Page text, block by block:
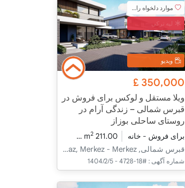
موارد دلخواه را اضافه کنید
لپه ترکی
ویدیو
350,000
£
ویلا مستقل و لوکس برای فروش در
قبرس شمالی – زندگی آرام در
روستای ساحلی بوزاز
برای فروش - خانه 211.00 m
2
قبرس شمالی, İskele, Boğaz, Merkez - Merkez
شماره آگهی : #18-4728 - 1404/2/5